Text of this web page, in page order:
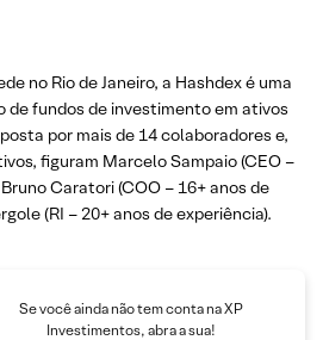
no Rio de Janeiro, a Hashdex é uma
fundos de investimento em ativos
por mais de 14 colaboradores e,
figuram Marcelo Sampaio (CEO –
Caratori (COO – 16+ anos de
(RI – 20+ anos de experiência).
Se você ainda não tem conta na XP
Investimentos, abra a sua!